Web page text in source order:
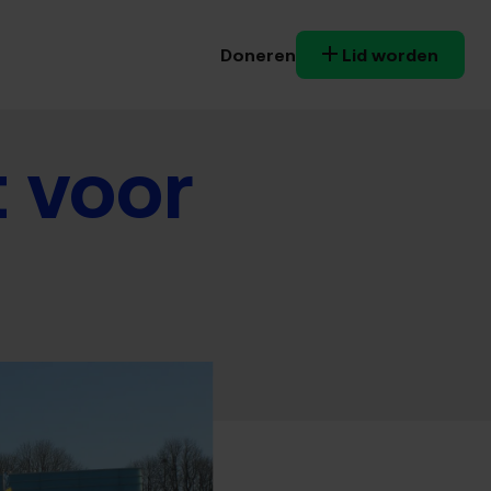
Doneren Lid worden
voor